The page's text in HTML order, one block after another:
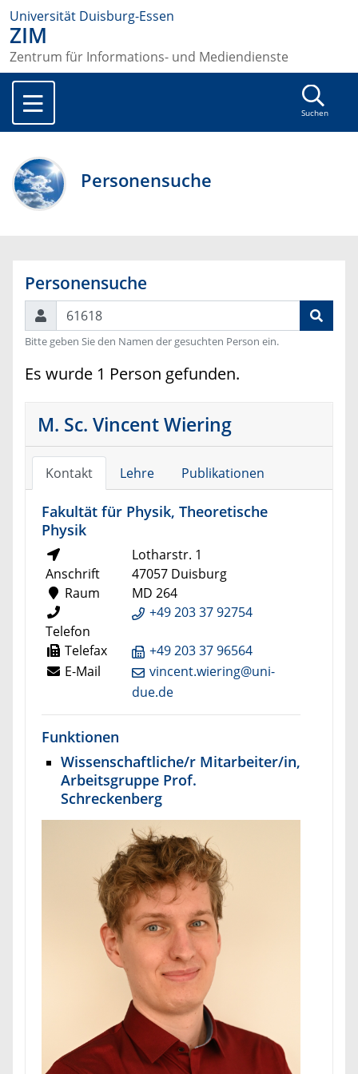
Universität Duisburg-Essen
ZIM
Zentrum für Informations- und Mediendienste
Suchen
Personensuche
Personensuche
Suchen
Bitte geben Sie den Namen der gesuchten Person ein.
Es wurde 1 Person gefunden.
M. Sc. Vincent Wiering
Kontakt Lehre Publikationen
Fakultät für Physik, Theoretische
Physik
Anschrift
Lotharstr. 1
47057 Duisburg
Raum
MD 264
Telefon
+49 203 37 92754
Telefax
+49 203 37 96564
E-Mail
vincent.wiering@uni-
due.de
Funktionen
Wissenschaftliche/r Mitarbeiter/in,
Arbeitsgruppe Prof.
Schreckenberg